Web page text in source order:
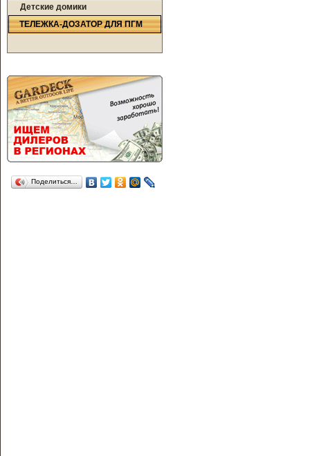
Детские домики
ТЕЛЕЖКА-ДОЗАТОР ДЛЯ ПГМ
Поделиться…